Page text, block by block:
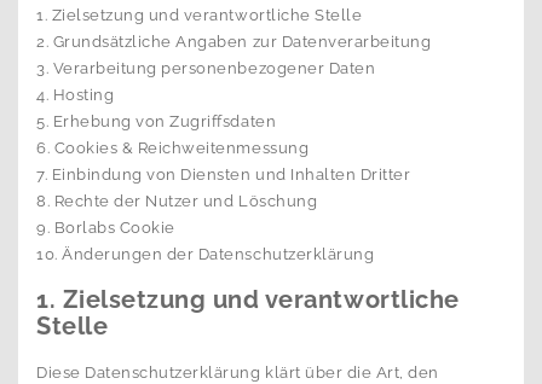
1. Zielsetzung und verantwortliche Stelle
2. Grundsätzliche Angaben zur Datenverarbeitung
3. Verarbeitung personenbezogener Daten
4. Hosting
5. Erhebung von Zugriffsdaten
6. Cookies & Reichweitenmessung
7. Einbindung von Diensten und Inhalten Dritter
8. Rechte der Nutzer und Löschung
9. Borlabs Cookie
10. Änderungen der Datenschutzerklärung
1. Zielsetzung und verantwortliche
Stelle
Diese Datenschutzerklärung klärt über die Art, den